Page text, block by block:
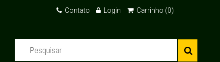
Contato
Login Carrinho (0)